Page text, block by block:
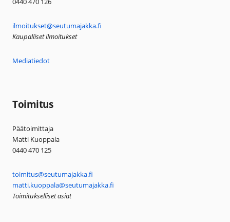
ilmoitukset@seutumajakka.fi
Kaupalliset ilmoitukset
Mediatiedot
Toimitus
Päätoimittaja
Matti Kuoppala
0440 470 125
toimitus@seutumajakka.fi
matti.kuoppala@seutumajakka.fi
Toimitukselliset asiat